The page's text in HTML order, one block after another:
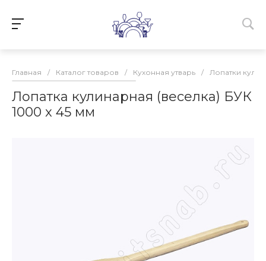
Главная / Каталог товаров / Кухонная утварь / Лопатки
Лопатка кулинарная (веселка) БУК
1000 x 45 мм